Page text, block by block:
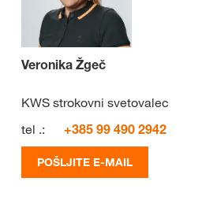
Veronika Žgeč
KWS strokovni svetovalec
tel .:
+385 99 490 2942
POŠLJITE E-MAIL